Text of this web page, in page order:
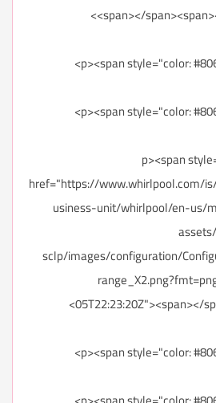
<span></
<p><span
href="https://www.whirlpool.com/
usiness-unit/whirlpool/en-us/
sclp/images/configuration/
05T22:23:20Z"><span></